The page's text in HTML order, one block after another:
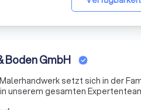
Boden GmbH
setzt sich in der
unserem gesamten